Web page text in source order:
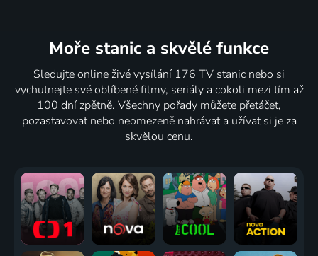
Moře stanic a skvělé funkce
Sledujte online živé vysílání 176 TV stanic nebo si
vychutnejte své oblíbené filmy, seriály a cokoli mezi tím až
100 dní zpětně. Všechny pořady můžete přetáčet,
pozastavovat nebo neomezeně nahrávat a užívat si je za
skvělou cenu.